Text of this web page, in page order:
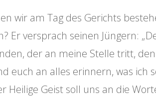
wir am Tag des Gerichts
Er versprach seinen Jüngern:
der an meine Stelle tritt,
euch an alles erinnern, was ich
Heilige Geist soll uns an die